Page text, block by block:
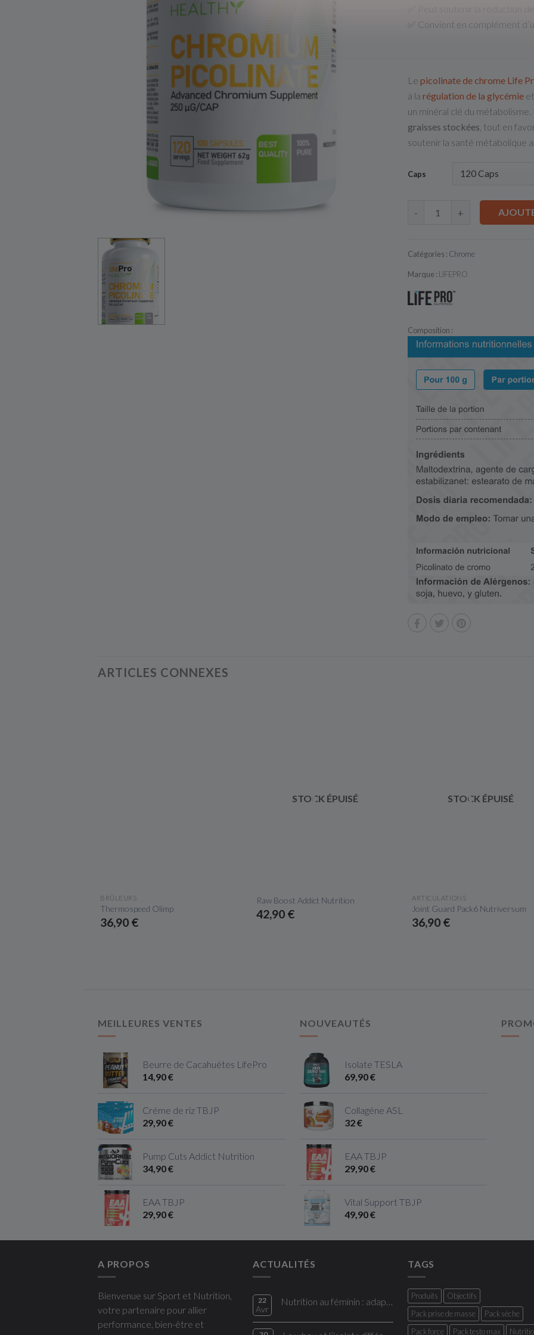
✅ Peut soutenir la réduction
✅ Convient en complément
Le picolinate de chrome Life
à la régulation de la glycémie
un minéral clé du
graisses stockées , tout en
soutenir la santé métabolique
Caps
- +
Catégories : Chrome
Marque : LIFEPRO
Composition :
ARTICLES CONNEXES
APERÇU RAPIDE
BRÛLEURS
Thermospeed Olimp
36,90 €
STOCK ÉPUISÉ
APERÇU RAPIDE
Raw Boost Addict Nutrition
42,90 €
STOCK ÉPUISÉ
APERÇU RAPIDE
ARTICULATIONS
Joint Guard Pack6 Nutriversum
36,90 €
MEILLEURES VENTES
Beurre de Cacahuétes LifePro
14,90 €
Créme de riz TBJP
29,90 €
Pump Cuts Addict Nutrition
34,90 €
EAA TBJP
29,90 €
NOUVEAUTÉS
Isolate TESLA
69,90 €
Collagéne ASL
32 €
EAA TBJP
29,90 €
Vital Support TBJP
49,90 €
A PROPOS
Bienvenue sur Sport et Nutrition,
votre partenaire pour allier
performance, bien-être et
ACTUALITÉS
22
Avr
Nutrition au féminin : adapter son alimentation à ses besoins
TAGS
Produits
Objectifs
Pack prise de masse
Pack sèche
Pack force
Pack testo max